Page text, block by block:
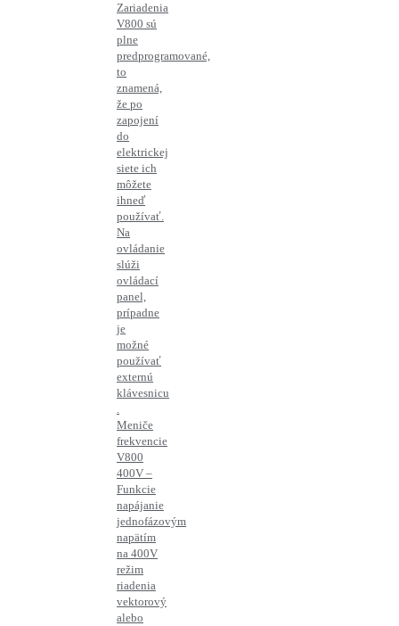
Zariadenia
V800 sú
plne
predprogramované,
to
znamená,
že po
zapojení
do
elektrickej
siete ich
môžete
ihneď
používať.
Na
ovládanie
slúži
ovládací
panel,
prípadne
je
možné
používať
externú
klávesnicu
.
Meniče
frekvencie
V800
400V –
Funkcie
napájanie
jednofázovým
napätím
na 400V
režim
riadenia
vektorový
alebo